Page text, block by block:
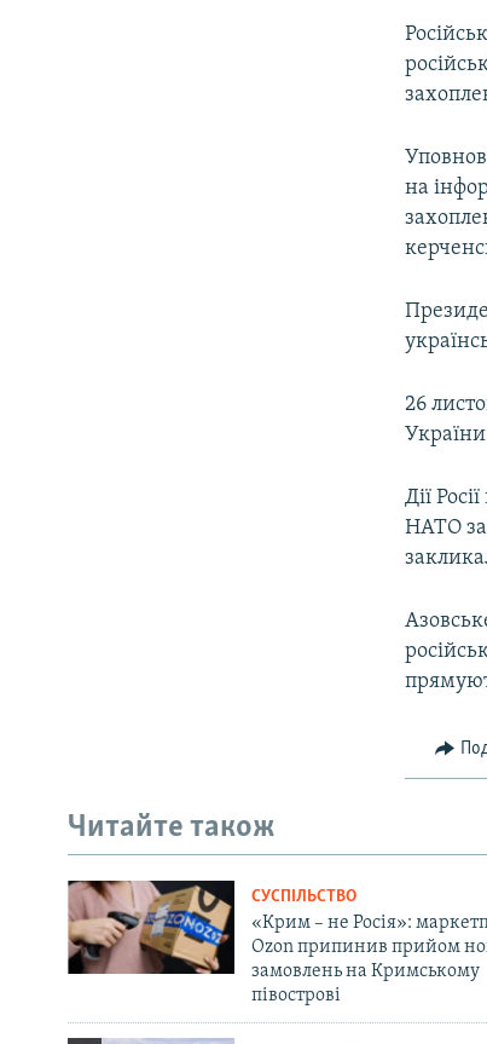
на
26
Дії
НАТО
Читайте також
СУСПІЛЬСТВО
«Крим – не Росія»:
Ozon припинив прийом
замовлень на Кримському
півострові